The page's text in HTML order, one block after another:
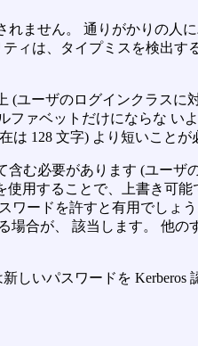
ません。 通りがかりの人
ィは、タイプミスを検出す
(ユーザのログインクラスに
ファベットだけにならな い
は 128 文字) より短いことが
む必要があります (ユーザ
使用することで、上書き可
ワードを許すと有用でしょ
場合が、 該当します。 他の
新しいパスワードを Kerberos